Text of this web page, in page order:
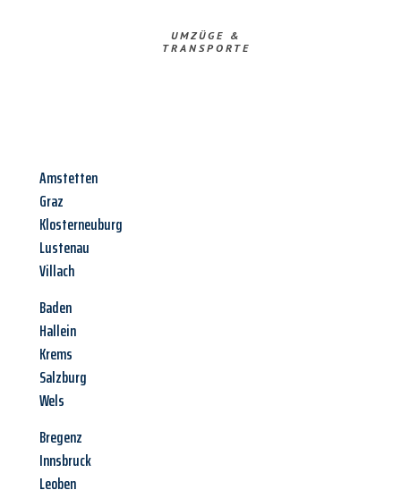
UMZÜGE &
TRANSPORTE
Amstetten
Graz
Klosterneuburg
Lustenau
Villach
Baden
Hallein
Krems
Salzburg
Wels
Bregenz
Innsbruck
Leoben